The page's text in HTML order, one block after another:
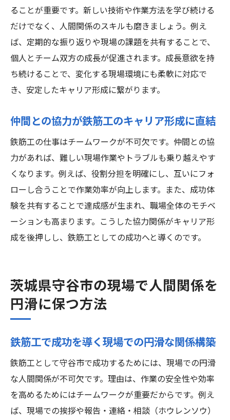
ることが重要です。新しい技術や作業方法を学び続ける
だけでなく、人間関係のスキルも磨きましょう。例え
ば、定期的な振り返りや現場の課題を共有することで、
個人とチーム双方の成長が促進されます。成長意欲を持
ち続けることで、変化する現場環境にも柔軟に対応で
き、安定したキャリア形成に繋がります。
仲間との協力が鉄筋工のキャリア形成に直結
鉄筋工の仕事はチームワークが不可欠です。仲間との協
力があれば、難しい現場作業やトラブルも乗り越えやす
くなります。例えば、役割分担を明確にし、互いにフォ
ローし合うことで作業効率が向上します。また、成功体
験を共有することで達成感が生まれ、職場全体のモチベ
ーションも高まります。こうした協力関係がキャリア形
成を後押しし、鉄筋工としての成功へと導くのです。
茨城県守谷市の現場で人間関係を
円滑に保つ方法
鉄筋工で成功を導く現場での円滑な関係構築
鉄筋工として守谷市で成功するためには、現場での円滑
な人間関係が不可欠です。理由は、作業の安全性や効率
を高めるためにはチームワークが重要だからです。例え
ば、現場での挨拶や報告・連絡・相談（ホウレンソウ）